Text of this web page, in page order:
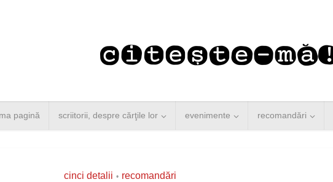
pagină scriitorii, despre cărţile lor evenimente recomandări
cinci detalii • recomandări